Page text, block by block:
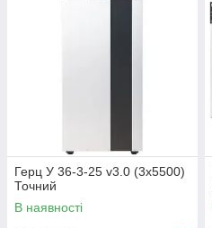
Герц У 36-3-25 v3.0 (3х5500)
Точний
В наявності